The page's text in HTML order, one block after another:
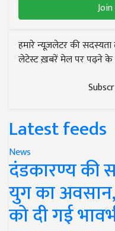
हमारे न्यूज़लेटर की
लेटेस्ट ख़बरें मेल पर पढ़ने के
Latest feeds
News
दंडकारण्य की
युग का अवसान,
को दी गई